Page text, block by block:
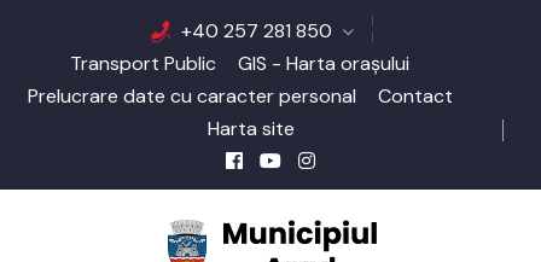
+40 257 281 850
Transport Public
GIS - Harta orașului
Prelucrare date cu caracter personal
Contact
Harta site